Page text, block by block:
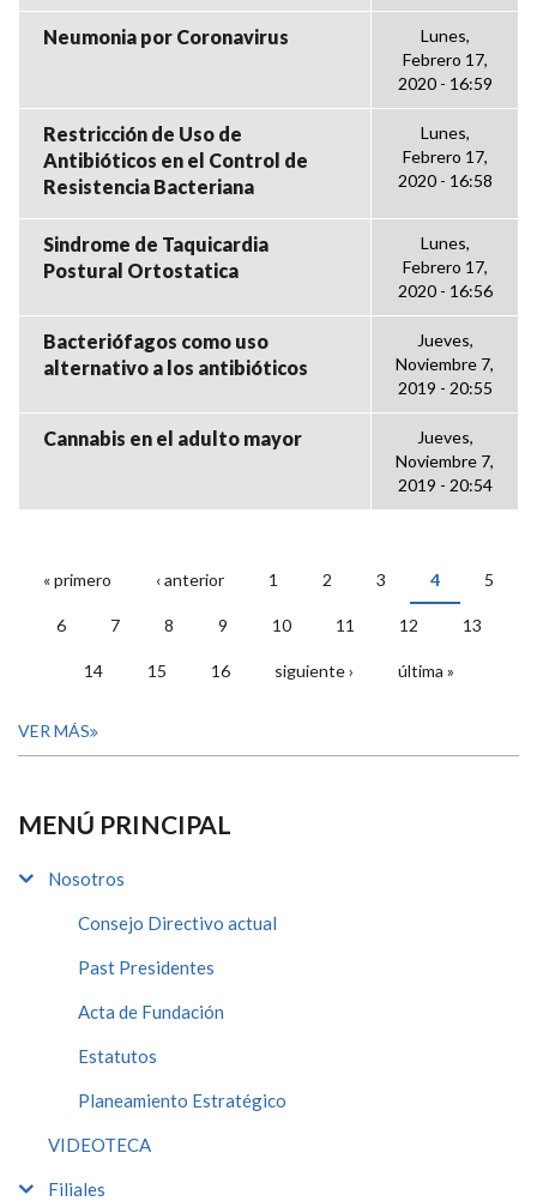
Neumonia por Coronavirus
Lunes,
Febrero 17,
2020 - 16:59
Restricción de Uso de
Antibióticos en el Control de
Resistencia Bacteriana
Lunes,
Febrero 17,
2020 - 16:58
Sindrome de Taquicardia
Postural Ortostatica
Lunes,
Febrero 17,
2020 - 16:56
Bacteriófagos como uso
alternativo a los antibióticos
Jueves,
Noviembre 7,
2019 - 20:55
Cannabis en el adulto mayor
Jueves,
Noviembre 7,
2019 - 20:54
PÁGINAS
« primero ‹ anterior 1 2 3 4 5
6 7 8 9 10 11 12 13
14 15 16 siguiente › última »
VER MÁS
MENÚ PRINCIPAL
Nosotros
Consejo Directivo actual
Past Presidentes
Acta de Fundación
Estatutos
Planeamiento Estratégico
VIDEOTECA
Filiales